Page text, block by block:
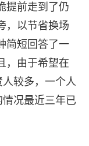
提前走到了仍
，以节省换场
简短回答了一
，由于希望在
较多，一个人
情况最近三年已